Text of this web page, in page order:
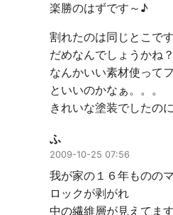
楽勝のはずです～♪
割れたのは同じとこで
だめなんでしょうかね？
なんかいい素材使って
といいのかなぁ。。。
きれいな塗装でしたの
ふ
2009-10-25 07:56
我が家の１６年ものの
ロックが剥がれ
中の繊維層が見えてます